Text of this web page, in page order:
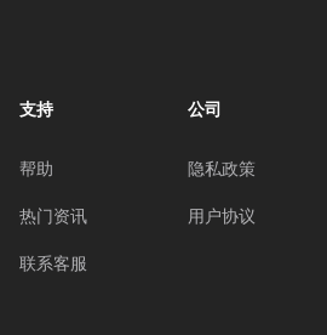
支持
帮助
热门资讯
联系客服
公司
隐私政策
用户协议